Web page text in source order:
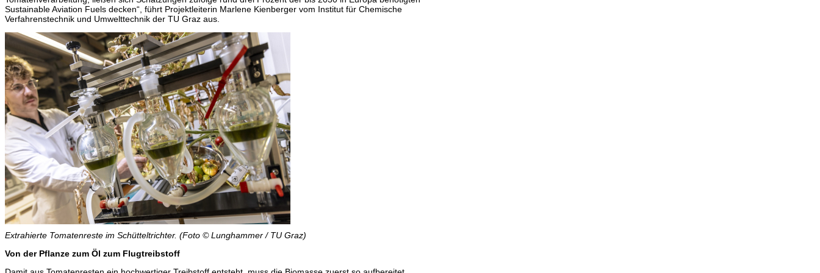
Sustainable Aviation Fuels decken“, führt Projektleiterin Marlene Kienberger vom Institut für Chemische
Verfahrenstechnik und Umwelttechnik der TU Graz aus.
Extrahierte Tomatenreste im Schütteltrichter. (Foto © Lunghammer / TU Graz)
Von der Pflanze zum Öl zum Flugtreibstoff